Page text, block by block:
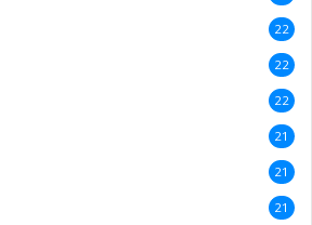
22
22
22
21
21
21